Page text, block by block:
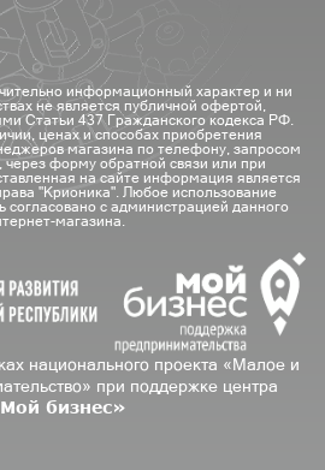
информационный характер и ни
не является публичной офертой,
Статьи 437 Гражданского кодекса РФ.
ценах и способах приобретения
магазина по телефону, запросом
через форму обратной связи или при
на сайте информация является
"Крионика". Любое использование
с администрацией данного
магазина.
национального проекта «Малое и
при поддержке центра
бизнес»